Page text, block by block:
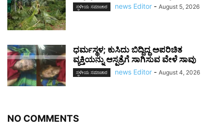
ಸ್ಥಳೀಯ ಸಮಾಚಾರ news Editor - August 5, 2026
ಧರ್ಮಸ್ಥಳ; ಕುಸಿದು ಬಿದ್ದಿದ್ದ ಅಪರಿಚಿತ
ವ್ಯಕ್ತಿಯನ್ನು ಆಸ್ಪತ್ರೆಗೆ ಸಾಗಿಸುವ ವೇಳೆ ಸಾವು
ಸ್ಥಳೀಯ ಸಮಾಚಾರ news Editor - August 4, 2026
NO COMMENTS